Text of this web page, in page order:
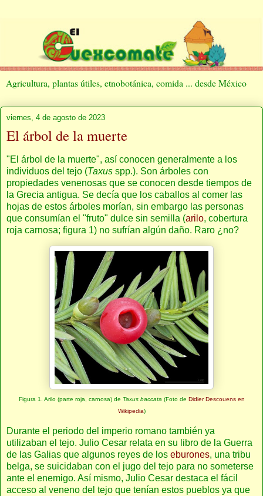
Agricultura, plantas útiles, etnobotánica, comida ... desde México
viernes, 4 de agosto de 2023
El árbol de la muerte
"El árbol de la muerte", así conocen generalmente a los
individuos del tejo (Taxus spp.). Son árboles con
propiedades venenosas que se conocen desde tiempos de
la Grecia antigua. Se decía que los caballos al comer las
hojas de estos árboles morían, sin embargo las personas
que consumían el "fruto" dulce sin semilla (arilo, cobertura
roja carnosa; figura 1) no sufrían algún daño. Raro ¿no?
Figura 1. Arilo (parte roja, carnosa) de Taxus baccata(Foto de Didier Descouens en
Wikipedia)
Durante el periodo del imperio romano también ya
utilizaban el tejo. Julio Cesar relata en su libro de la Guerra
de las Galias que algunos reyes de los eburones, una tribu
belga, se suicidaban con el jugo del tejo para no someterse
ante el enemigo. Así mismo, Julio Cesar destaca el fácil
acceso al veneno del tejo que tenían estos pueblos ya que